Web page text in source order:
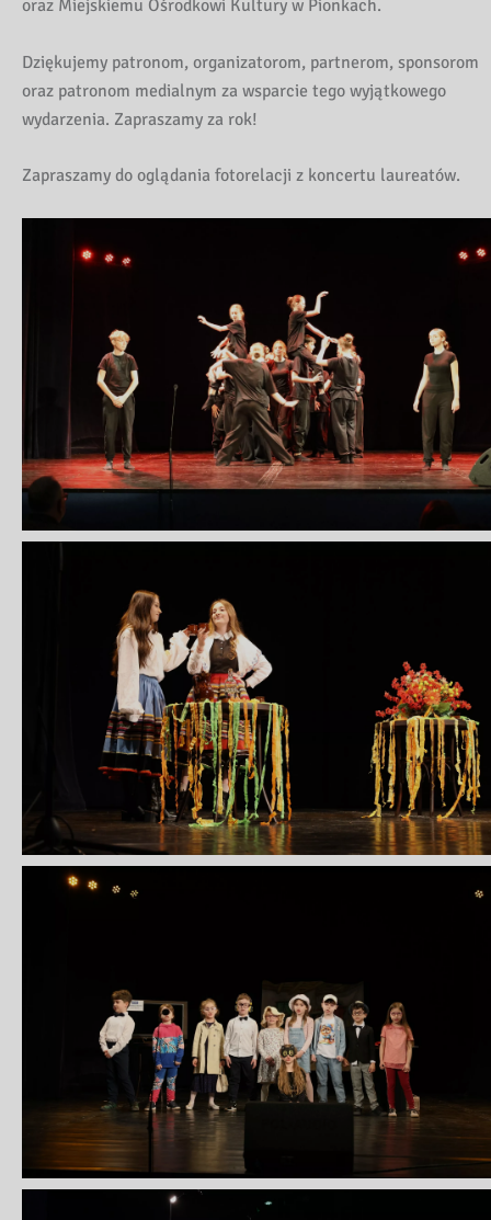
oraz Miejskiemu Ośrodkowi Kultury w Pionkach.
Dziękujemy patronom, organizatorom, partnerom, sponsorom
oraz patronom medialnym za wsparcie tego wyjątkowego
wydarzenia. Zapraszamy za rok!
Zapraszamy do oglądania fotorelacji z koncertu laureatów.